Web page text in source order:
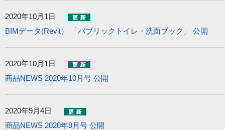
2020年10月1日
BIMデータ(Revit） 「パブリックトイレ・洗面ブック」 公開
2020年10月1日
商品NEWS 2020年10月号 公開
2020年9月4日
商品NEWS 2020年9月号 公開